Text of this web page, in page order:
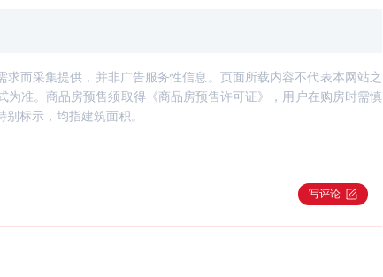
而采集提供，并非广告服务性信息。页面所载内容不代表本网站之
准。商品房预售须取得《商品房预售许可证》，用户在购房时需慎
标示，均指建筑面积。
写评论